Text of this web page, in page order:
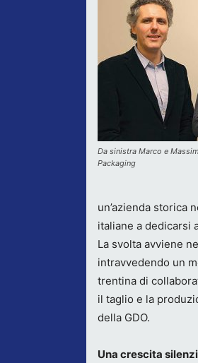
Da sinistra Marco e
Packaging
un’azienda storica
italiane a dedicarsi
La svolta avviene
intravvedendo un
trentina di
il taglio e la
della GDO.
Una crescita